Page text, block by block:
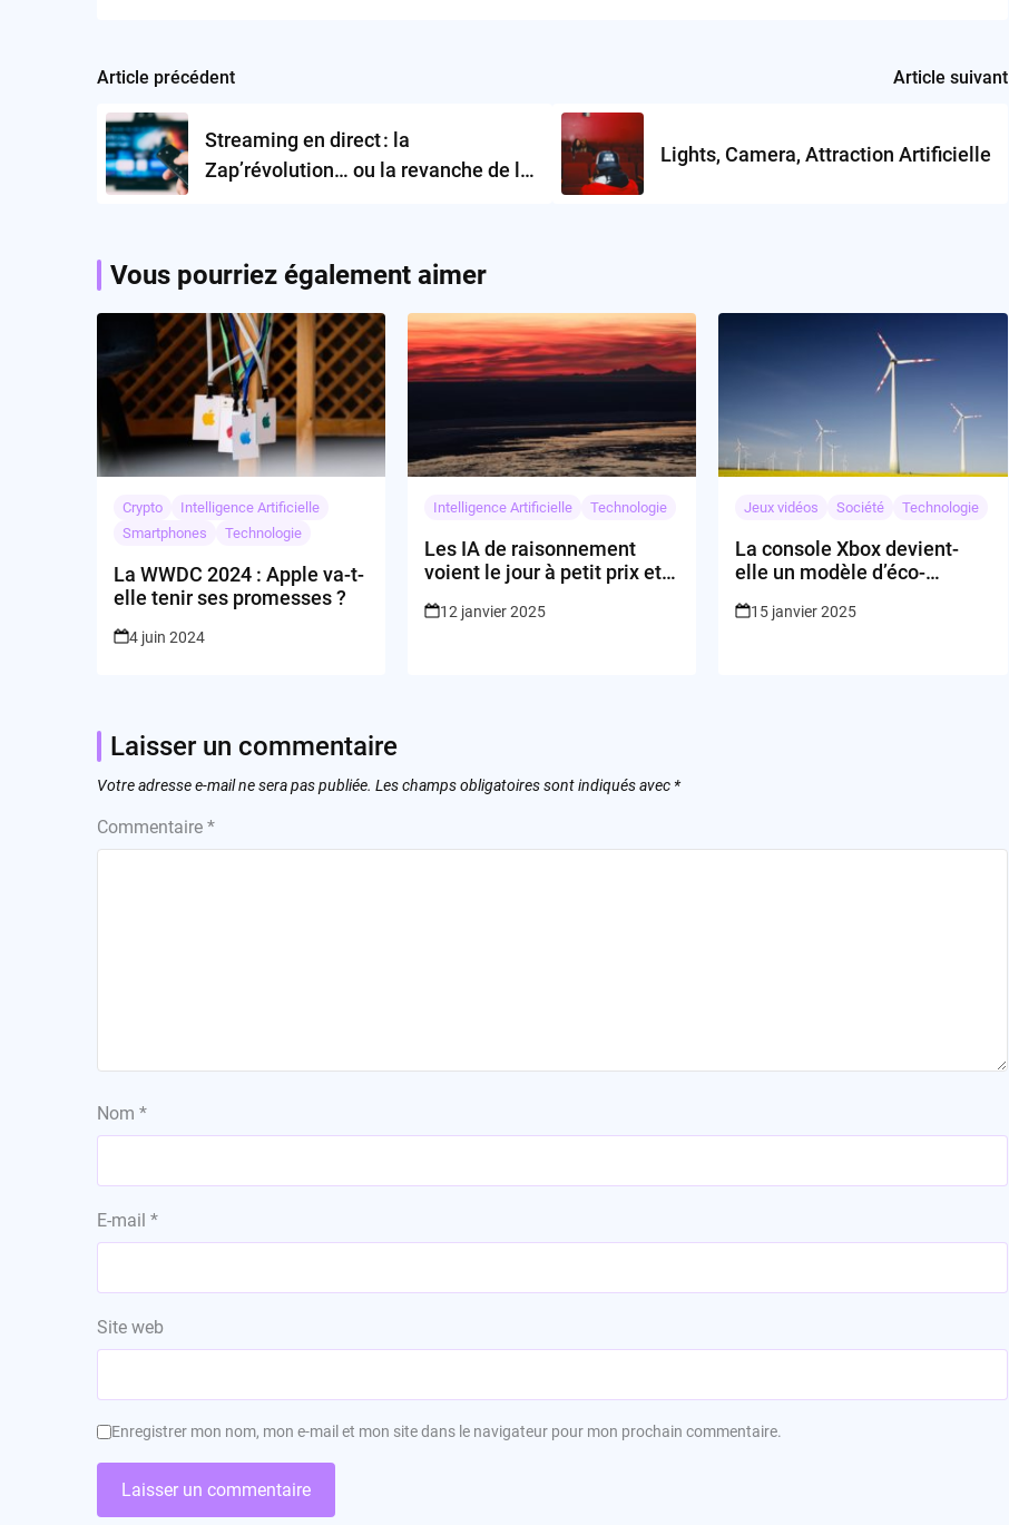
Post
navigation
Article précédent
Streaming en direct : la
Zap’révolution… ou la revanche de la
Article suivant
Lights, Camera, Attraction Artificielle
Vous pourriez également aimer
Crypto
Intelligence Artificielle
Smartphones
Technologie
La WWDC 2024 : Apple va-t-
elle tenir ses promesses ?
4 juin 2024
Intelligence Artificielle Technologie
Les IA de raisonnement
voient le jour à petit prix et
12 janvier 2025
Jeux vidéos Société Technologie
La console Xbox devient-
elle un modèle d’éco-
15 janvier 2025
Laisser un commentaire
Votre adresse e-mail ne sera pas publiée. Les champs obligatoires sont indiqués avec *
Commentaire *
Nom *
E-mail *
Site web
Enregistrer mon nom, mon e-mail et mon site dans le navigateur pour mon prochain commentaire.